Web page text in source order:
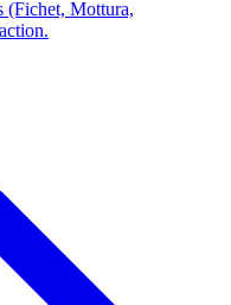
(Fichet, Mottura,